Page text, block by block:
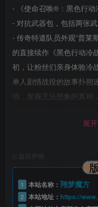
- 《使命召唤®：黑色行动
- 对抗武器包，包括两张
- 传奇特遣队员外观“普莱
的直接续作《黑色行动冷
初，让粉丝们亲身体验冷
单人剧情战役的故事扑朔
动，发掘无法想象的真相
展
版权声明
1 本站名称： 翔梦魔方
2 本站地址： https://